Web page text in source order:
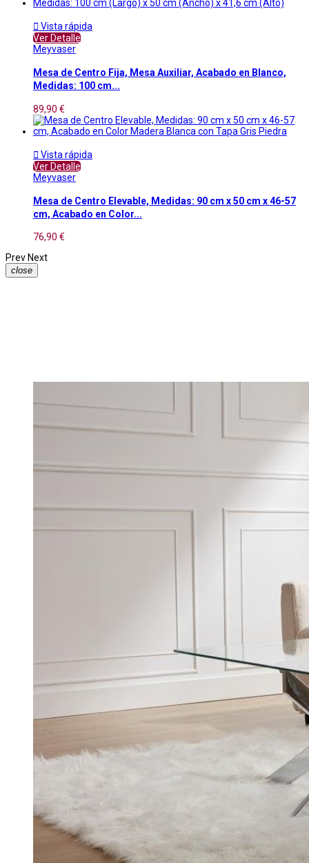
 Vista rápida
Ver Detalle
Meyvaser
Mesa de Centro Fija, Mesa Auxiliar, Acabado en Blanco,
Medidas: 100 cm...
89,90 €
 Vista rápida
Ver Detalle
Meyvaser
Mesa de Centro Elevable, Medidas: 90 cm x 50 cm x 46-57
cm, Acabado en Color...
76,90 €
Prev Next
close